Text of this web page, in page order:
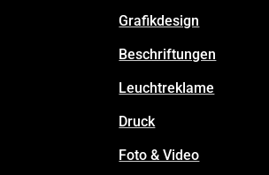
Grafikdesign
Beschriftungen
Leuchtreklame
Druck
Foto & Video